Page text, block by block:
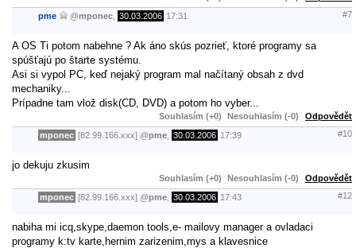
pme @mponec 30.03.2006 17:31 #7
A OS Ti potom nabehne ? Ak áno skús pozrieť, ktoré programy sa
spúšťajú po štarte systému.
Asi si vypol PC, keď nejaký program mal načítaný obsah z dvd
mechaniky...
Prípadne tam vlož disk(CD, DVD) a potom ho vyber...
Souhlasím (+0) Nesouhlasím (-0) Odpovědět
mponec [82.99.166.xxx] @pme 30.03.2006 17:39 #10
jo dekuju zkusim
Souhlasím (+0) Nesouhlasím (-0) Odpovědět
mponec [82.99.166.xxx] @pme 30.03.2006 17:43 #12
nabiha mi icq,skype,daemon tools,e- mailovy manager a ovladaci
programy k:tv karte,hernim zarizenim,mys a klavesnice